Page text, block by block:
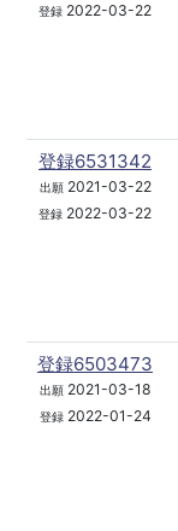
登録 2022-03-22
登録6531342
出願2021-03-22
登録 2022-03-22
登録6503473
出願2021-03-18
登録2022-01-24